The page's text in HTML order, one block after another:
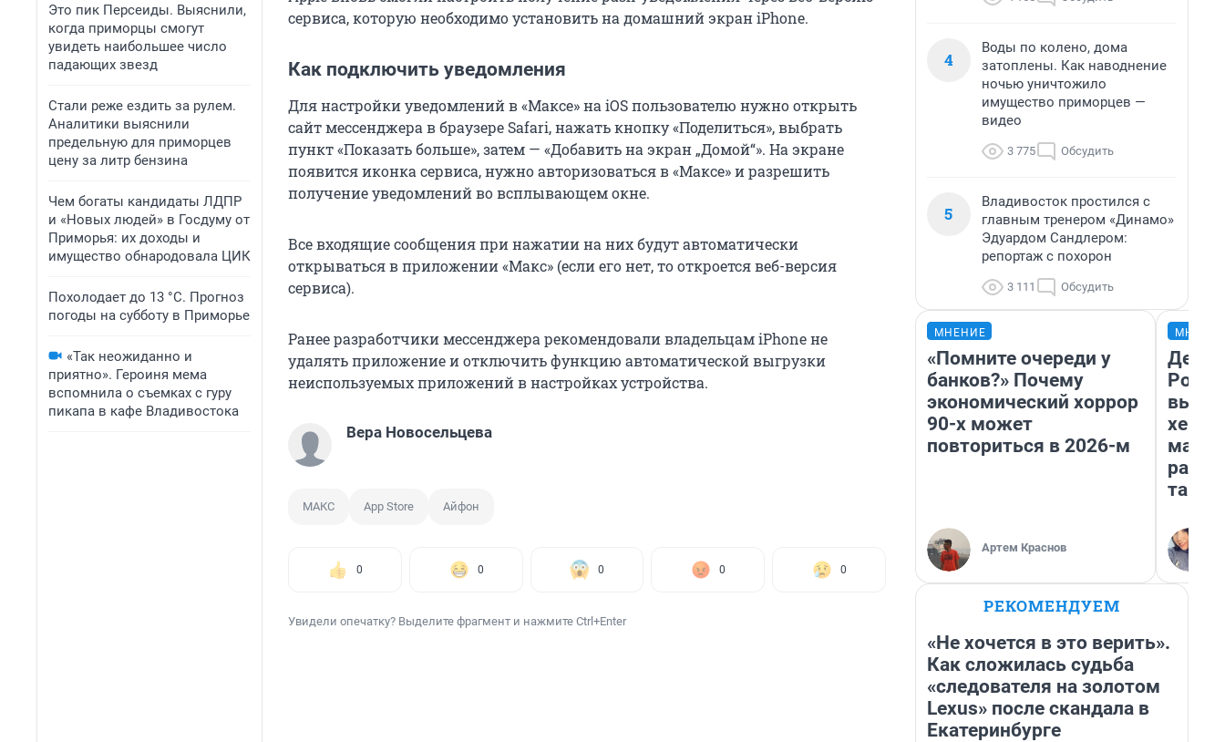
Это пик Персеиды. Выяснили,
когда приморцы смогут
увидеть наибольшее число
падающих звезд
Стали реже ездить за рулем.
Аналитики выяснили
предельную для приморцев
цену за литр бензина
Чем богаты кандидаты ЛДПР
и «Новых людей» в Госдуму от
Приморья: их доходы и
имущество обнародовала ЦИК
Похолодает до 13 °C. Прогноз
погоды на субботу в Приморье
«Так неожиданно и
приятно». Героиня мема
вспомнила о съемках с гуру
пикапа в кафе Владивостока
сервиса, которую необходимо установить на домашний экран iPhone.
Как подключить уведомления
Для настройки уведомлений в «Максе» на iOS пользователю нужно открыть
сайт мессенджера в браузере Safari, нажать кнопку «Поделиться», выбрать
пункт «Показать больше», затем — «Добавить на экран „Домой“». На экране
появится иконка сервиса, нужно авторизоваться в «Максе» и разрешить
получение уведомлений во всплывающем окне.
Все входящие сообщения при нажатии на них будут автоматически
открываться в приложении «Макс» (если его нет, то откроется веб-версия
сервиса).
Ранее разработчики мессенджера рекомендовали владельцам iPhone не
удалять приложение и отключить функцию автоматической выгрузки
неиспользуемых приложений в настройках устройства.
Вера Новосельцева
МАКС App Store Айфон
0 0 0 0 0
Увидели опечатку? Выделите фрагмент и нажмите Ctrl+Enter
4
Воды по колено, дома
затоплены. Как наводнение
ночью уничтожило
имущество приморцев —
видео
3 775 Обсудить
5
Владивосток простился с
главным тренером «Динамо»
Эдуардом Сандлером:
репортаж с похорон
3 111 Обсудить
МНЕНИЕ
«Помните очереди у
банков?» Почему
экономический хоррор
90-х может
повториться в 2026-м
Артем Краснов
Дело
так
РЕКОМЕНДУЕМ
«Не хочется в это верить».
Как сложилась судьба
«следователя на золотом
Lexus» после скандала в
Екатеринбурге